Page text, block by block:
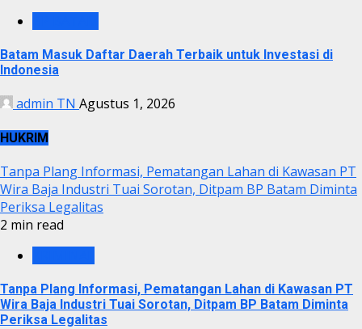
Batam Masuk Daftar Daerah Terbaik untuk Investasi di
Indonesia
admin TN Agustus 1, 2026
HUKRIM
Tanpa Plang Informasi, Pematangan Lahan di Kawasan PT
Wira Baja Industri Tuai Sorotan, Ditpam BP Batam Diminta
Periksa Legalitas
2 min read
Tanpa Plang Informasi, Pematangan Lahan di Kawasan PT
Wira Baja Industri Tuai Sorotan, Ditpam BP Batam Diminta
Periksa Legalitas